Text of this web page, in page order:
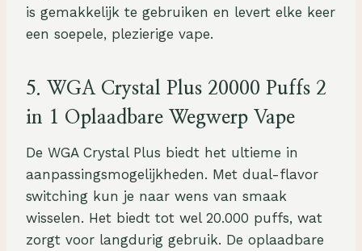
is gemakkelijk te gebruiken en levert elke keer
een soepele, plezierige vape.
5. WGA Crystal Plus 20000 Puffs 2
in 1 Oplaadbare Wegwerp Vape
De WGA Crystal Plus biedt het ultieme in
aanpassingsmogelijkheden. Met dual-flavor
switching kun je naar wens van smaak
wisselen. Het biedt tot wel 20.000 puffs, wat
zorgt voor langdurig gebruik. De oplaadbare